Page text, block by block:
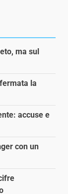
ma sul
la
accuse e
con un